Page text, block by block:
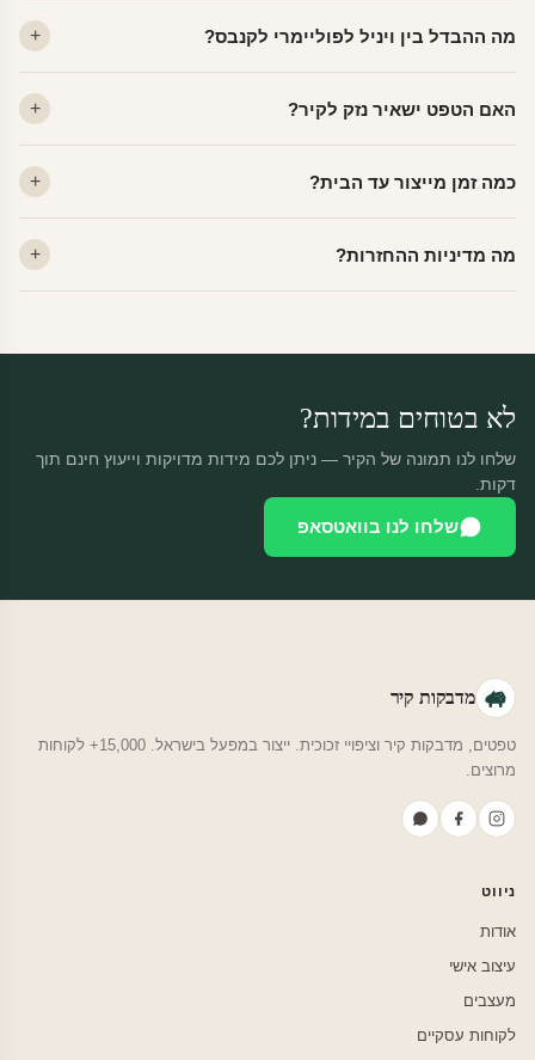
מה ההבדל בין ויניל לפוליימרי לקנבס?
פרמיום. קנבס — בד אמנותי יוקרתי, מט.
האם הטפט ישאיר נזק לקיר?
מתאים לקיר מטויח, גבס, קרמיקה וזכוכית.
כמה זמן מייצור עד הבית?
יוצאות באותו יום.
מה מדיניות ההחזרות?
לא בטוחים במידות?
שלחו לנו תמונה של הקיר — ניתן לכם מידות מדויקות וייעוץ חינם תוך
דקות.
שלחו לנו בוואטסאפ
מדבקות קיר
טפטים, מדבקות קיר וציפויי זכוכית. ייצור במפעל בישראל. 15,000+ לקוחות
מרוצים.
ניווט
אודות
עיצוב אישי
מעצבים
לקוחות עסקיים